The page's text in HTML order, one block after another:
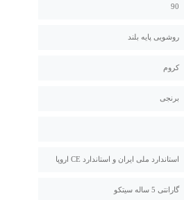
90
روشویی پایه بلند
کروم
برنجی
استاندارد ملی ایران و استاندارد CE اروپا
گارانتی 5 ساله سیتکو